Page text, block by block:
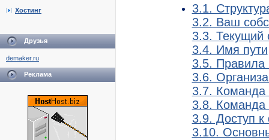
Хостинг
Друзья
demaker.ru
Реклама
3.1.
3.2. Ваш
3.3. Текущий
3.4. Имя пути
3.5. Правила
3.6.
3.7. Команда
3.8. Команда
3.9. Доступ
3.10.